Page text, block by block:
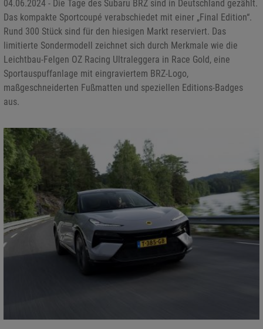
04.06.2024 - Die Tage des Subaru BRZ sind in Deutschland gezählt.
Das kompakte Sportcoupé verabschiedet mit einer „Final Edition“.
Rund 300 Stück sind für den hiesigen Markt reserviert. Das
limitierte Sondermodell zeichnet sich durch Merkmale wie die
Leichtbau-Felgen OZ Racing Ultraleggera in Race Gold, eine
Sportauspuffanlage mit eingraviertem BRZ-Logo,
maßgeschneiderten Fußmatten und speziellen Editions-Badges
aus.